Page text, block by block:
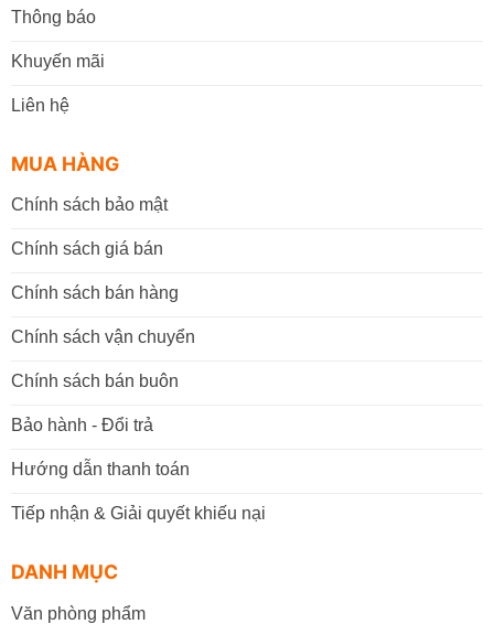
Thông báo
Khuyến mãi
Liên hệ
MUA HÀNG
Chính sách bảo mật
Chính sách giá bán
Chính sách bán hàng
Chính sách vận chuyển
Chính sách bán buôn
Bảo hành - Đổi trả
Hướng dẫn thanh toán
Tiếp nhận & Giải quyết khiếu nại
DANH MỤC
Văn phòng phẩm